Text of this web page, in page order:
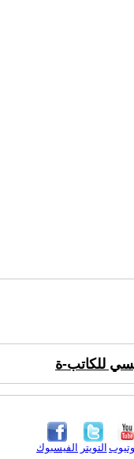
للكاتب-ة
الفيسبوك التويتر